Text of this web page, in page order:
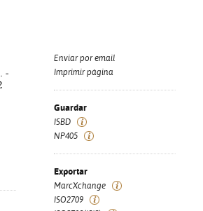
-
Enviar por email
Imprimir página
Guardar
ISBD
NP405
Exportar
MarcXchange
ISO2709